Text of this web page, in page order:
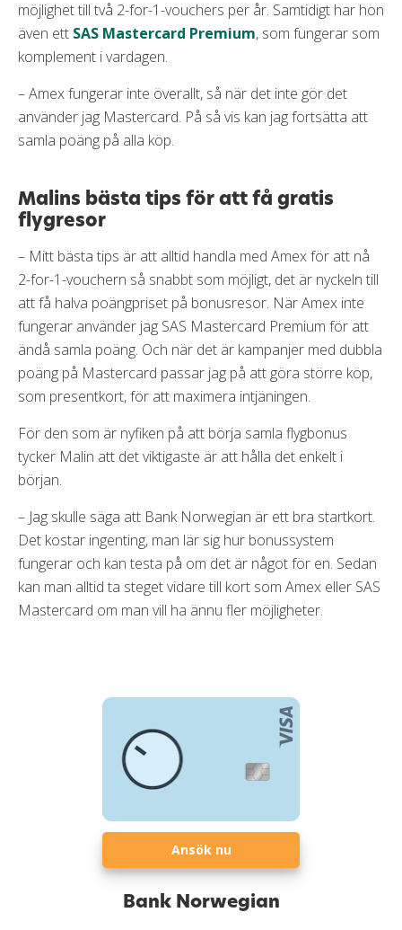
möjlighet till två 2-for-1-vouchers per år. Samtidigt har hon
även ett SAS Mastercard Premium, som fungerar som
komplement i vardagen.
– Amex fungerar inte överallt, så när det inte gör det
använder jag Mastercard. På så vis kan jag fortsätta att
samla poäng på alla köp.
Malins bästa tips för att få gratis
flygresor
– Mitt bästa tips är att alltid handla med Amex för att nå
2-for-1-vouchern så snabbt som möjligt, det är nyckeln till
att få halva poängpriset på bonusresor. När Amex inte
fungerar använder jag SAS Mastercard Premium för att
ändå samla poäng. Och när det är kampanjer med dubbla
poäng på Mastercard passar jag på att göra större köp,
som presentkort, för att maximera intjäningen.
För den som är nyfiken på att börja samla flygbonus
tycker Malin att det viktigaste är att hålla det enkelt i
början.
– Jag skulle säga att Bank Norwegian är ett bra startkort.
Det kostar ingenting, man lär sig hur bonussystem
fungerar och kan testa på om det är något för en. Sedan
kan man alltid ta steget vidare till kort som Amex eller SAS
Mastercard om man vill ha ännu fler möjligheter.
Ansök nu
Bank Norwegian